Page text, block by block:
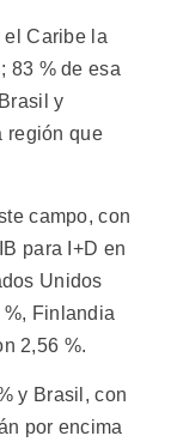
el Caribe la
83 % de esa
y
región que
campo, con
para I+D en
Unidos
Finlandia
2,56 %.
y Brasil, con
por encima